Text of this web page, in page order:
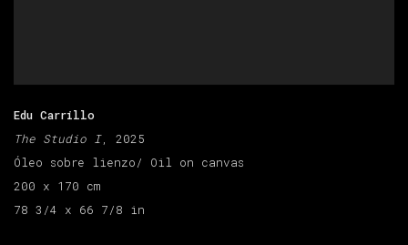
Edu Carrillo
The Studio I, 2025
Óleo sobre lienzo/ Oil on canvas
200 x 170 cm
78 3/4 x 66 7/8 in